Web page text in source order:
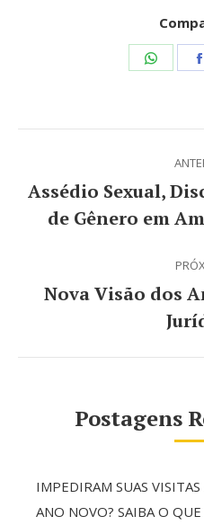
Share
de
post:
Assédio Sexual,
de Gênero em
Nova Visão dos
Postagens
IMPEDIRAM SUAS
ANO NOVO? SAIBA O QUE